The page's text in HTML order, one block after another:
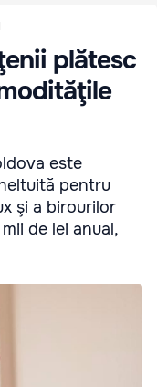
plătesc
este
pentru
şi a birourilor
de lei anual,